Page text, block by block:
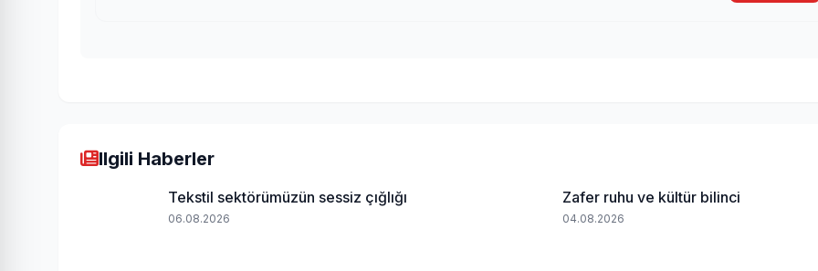
Ilgili Haberler
Tekstil sektörümüzün sessiz çığlığı
06.08.2026
Zafer ruhu ve kültür bilinci
04.08.2026